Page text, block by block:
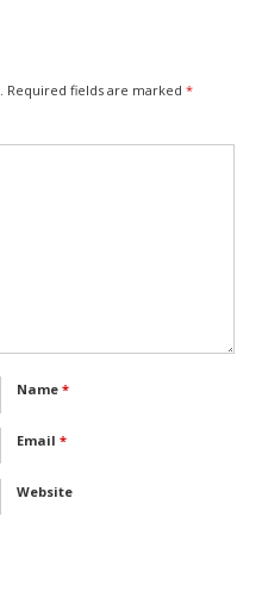
Required fields are marked *
Name *
Email *
Website